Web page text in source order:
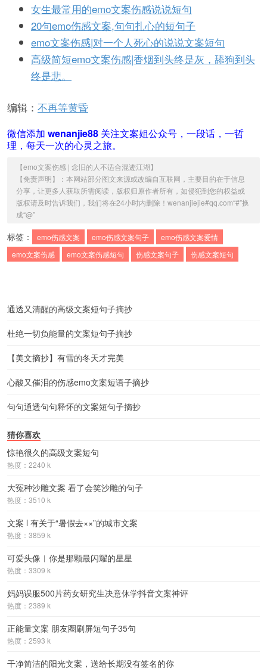
女生最常用的emo文案伤感说说短句
20句emo伤感文案,句句扎心的短句子
emo文案伤感|对一个人死心的说说文案短句
高级简短emo文案伤感|香烟到头终是灰，舔狗到头
终是悲。
编辑： 不再等黄昏
微信添加 wenanjie88 关注文案姐公众号，一段话，一哲
理，每天一次的心灵之旅。
【emo文案伤感 | 念旧的人不适合混迹江湖】
【免责声明】：本网站部分图文来源或改编自互联网，主要目的在于信息
分享，让更多人获取所需阅读，版权归原作者所有，如侵犯到您的权益或
版权请及时告诉我们，我们将在24小时内删除！wenanjiejie#qq.com“#”换
成“@”
标签： emo伤感文案 emo伤感文案句子
emo伤感文案爱情
emo文案伤感
emo文案伤感短句 伤感文案句子 伤感文案短句
通透又清醒的高级文案短句子摘抄
杜绝一切负能量的文案短句子摘抄
【美文摘抄】有雪的冬天才完美
心酸又催泪的伤感emo文案短语子摘抄
句句通透句句释怀的文案短句子摘抄
猜你喜欢
惊艳很久的高级文案短句
热度：2240 k
大冤种沙雕文案 看了会笑沙雕的句子
热度：3510 k
文案 l 有关于“暑假去××”的城市文案
热度：3859 k
可爱头像︱你是那颗最闪耀的星星
热度：3309 k
妈妈误服500片药女研究生决意休学抖音文案神评
热度：2389 k
正能量文案 朋友圈刷屏短句子35句
热度：2593 k
干净简洁的阳光文案，送给长期没有签名的你